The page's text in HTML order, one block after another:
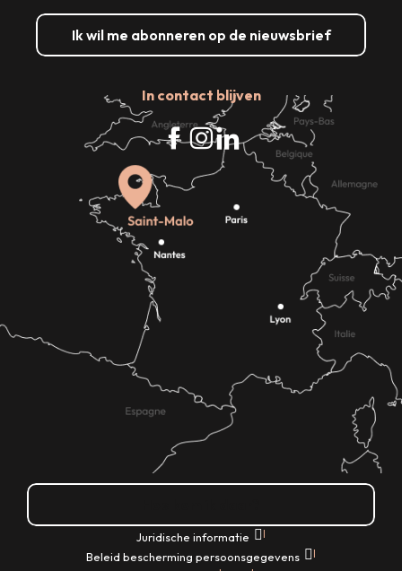
Ik wil me abonneren op de nieuwsbrief
In contact blijven
Juridische informatie |
Beleid bescherming persoonsgegevens |